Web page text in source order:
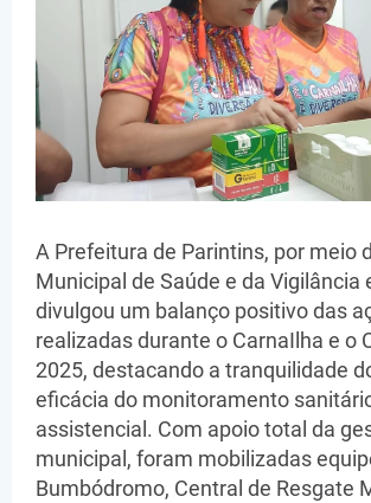
A Prefeitura de Parintins, por meio
Municipal de Saúde e da Vigilância
divulgou um balanço positivo das
realizadas durante o CarnaIlha e o
2025, destacando a tranquilidade
eficácia do monitoramento
assistencial. Com apoio total da
municipal, foram mobilizadas
Bumbódromo, Central de Resgate